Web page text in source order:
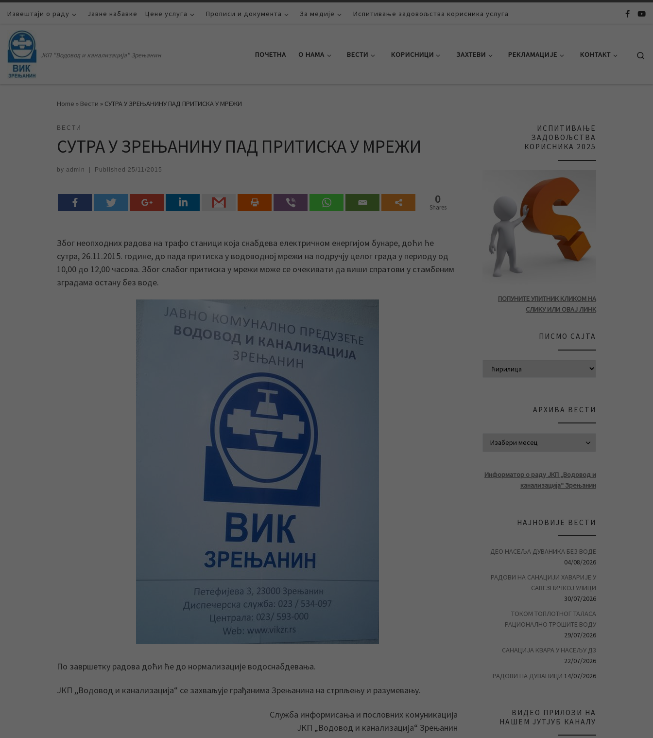
Skip to content
Извештаји о раду Јавне набавке Цене услуга Прописи и документа За медије Испитивање задовољства корисника услуга
ЈКП "Водовод и канализација" Зрењанин ПОЧЕТНА О НАМА ВЕСТИ КОРИСНИЦИ ЗАХТЕВИ РЕКЛАМАЦИЈЕ КОНТАКТ
Home » Вести » СУТРА У ЗРЕЊАНИНУ ПАД ПРИТИСКА У МРЕЖИ
ВЕСТИ
СУТРА У ЗРЕЊАНИНУ ПАД ПРИТИСКА У МРЕЖИ
by admin Published 25/11/2015
0
Shares
Због неопходних радова на трафо станици која снабдева електричном енергијом бунаре, доћи ће
сутра, 26.11.2015. године, до пада притиска у водоводној мрежи на подручју целог града у периоду од
10,00 до 12,00 часова. Због слабог притиска у мрежи може се очекивати да виши спратови у стамбеним
зградама остану без воде.
По завршетку радова доћи ће до нормализације водоснабдевања.
ЈКП ,,Водовод и канализација“ се захваљује грађанима Зрењанина на стрпљењу и разумевању.
Служба информисања и пословних комуникација
ЈКП „Водовод и канализација“ Зрењанин
ИСПИТИВАЊЕ
ЗАДОВОЉСТВА
КОРИСНИКА 2025
ПОПУНИТЕ УПИТНИК КЛИКОМ НА
СЛИКУ ИЛИ ОВАЈ ЛИНК
ПИСМО САЈТА
АРХИВА ВЕСТИ
Информатор о раду ЈКП „Водовод и
канализација“ Зрењанин
НАЈНОВИЈЕ ВЕСТИ
ДЕО НАСЕЉА ДУВАНИКА БЕЗ ВОДЕ
04/08/2026
РАДОВИ НА САНАЦИЈИ ХАВАРИЈЕ У
САВЕЗНИЧКОЈ УЛИЦИ
30/07/2026
ТОКОМ ТОПЛОТНОГ ТАЛАСА
РАЦИОНАЛНО ТРОШИТЕ ВОДУ
29/07/2026
САНАЦИЈА КВАРА У НАСЕЉУ Д3
22/07/2026
РАДОВИ НА ДУВАНИЦИ 14/07/2026
ВИДЕО ПРИЛОЗИ НА
НАШЕМ ЈУТЈУБ КАНАЛУ